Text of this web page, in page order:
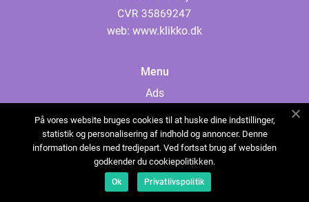
web: www.klikko.dk
Menu
Ads
Cookies
Contact
Sitemap
På vores website bruges cookies til at huske dine indstillinger,
statistik og personalisering af indhold og annoncer. Denne
information deles med tredjepart. Ved fortsat brug af websiden
godkender du cookiepolitikken.
Ok Privatlivspolitik